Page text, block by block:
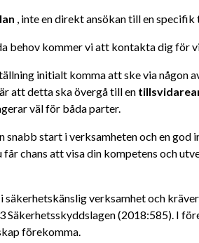
, inte en direkt ansökan till en specifik
behov kommer vi att kontakta dig för
initialt komma att ske via någon
att detta ska övergå till en
väl för båda parter.
snabb start i verksamheten och en god
chans att visa din kompetens och
säkerhetskänslig verksamhet och
Säkerhetsskyddslagen (2018:585). I
förekomma.